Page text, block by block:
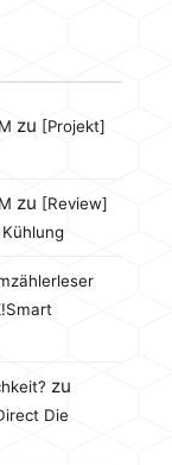
zu [Projekt]
zu [Review]
zu
Die